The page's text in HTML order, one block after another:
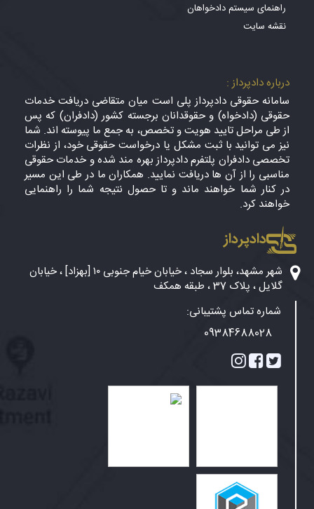
راهنمای سیستم دادخواهان
نقشه سایت
درباره دادپرداز :
سامانه حقوقی دادپرداز پلی است میان متقاضی دریافت خدمات
حقوقی (دادخواه) و حقوقدانان برجسته کشور (دادفران) که پس
از طی مراحل تایید هویت و تخصص، به جمع ما پیوسته اند. شما
نیز می توانید با ثبت مشکل یا درخواست حقوقی خود، از نظرات
تخصصی دادفران پلتفرم دادپرداز بهره مند شده و خدمات حقوقی
مناسبی را از آن ها دریافت نمایید. همکاران ما در طی این مسیر
در کنار شما خواهند ماند و تا حصول نتیجه شما را راهنمایی
خواهند کرد.
دادپرداز
شهر مشهد، بلوار سجاد ، خیابان خیام جنوبی ۱۰ [بهزاد] ، خیابان
گلایل ، پلاک 37 ، طبقه همکف
شماره تماس پشتیبانی:
09384688028